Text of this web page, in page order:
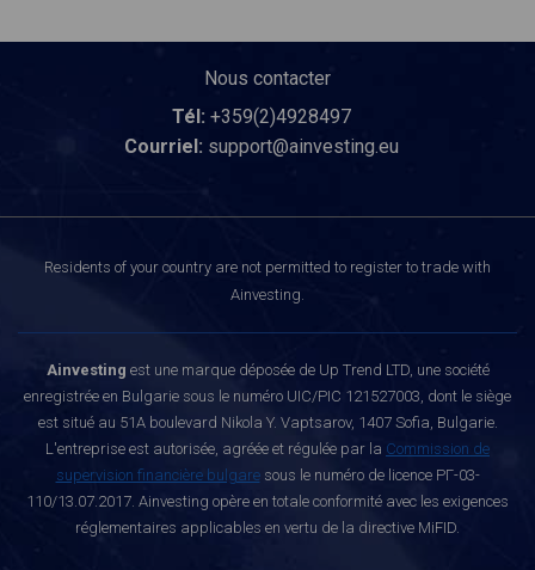
Nous contacter
Tél: +359(2)4928497
Courriel: support@ainvesting.eu
Residents of your country are not permitted to register to trade with
Ainvesting.
Ainvesting est une marque déposée de Up Trend LTD, une société
enregistrée en Bulgarie sous le numéro UIC/PIC 121527003, dont le siège
est situé au 51A boulevard Nikola Y. Vaptsarov, 1407 Sofia, Bulgarie.
L'entreprise est autorisée, agréée et régulée par la Commission de
supervision financière bulgaresous le numéro de licence РГ-03-
110/13.07.2017. Ainvesting opère en totale conformité avec les exigences
réglementaires applicables en vertu de la directive MiFID.